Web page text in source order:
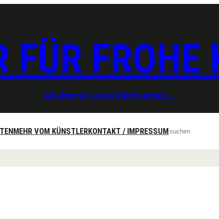
FÜR FROHE
Abkürzung zu den Tierfreunden …
MEHR VOM KÜNSTLERKONTAKT / IMPRESSUMSearch